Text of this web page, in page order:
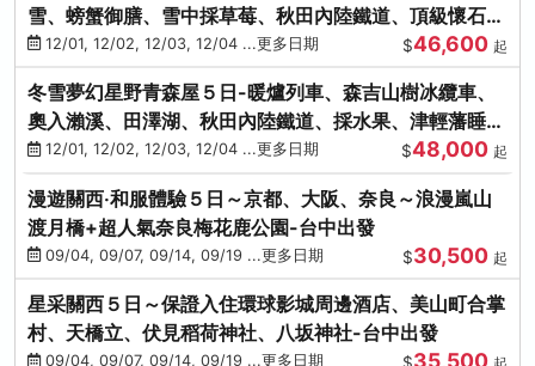
雪、螃蟹御膳、雪中採草莓、秋田內陸鐵道、頂級懷石料
理、松島遊船
12/01, 12/02, 12/03, 12/04 ...更多日期 $46,600 起
冬雪夢幻星野青森屋５日-暖爐列車、森吉山樹冰纜車、
奧入瀨溪、田澤湖、秋田內陸鐵道、採水果、津輕藩睡魔
村(不進免稅店)
12/01, 12/02, 12/03, 12/04 ...更多日期 $48,000 起
漫遊關西‧和服體驗５日～京都、大阪、奈良～浪漫嵐山
渡月橋+超人氣奈良梅花鹿公園-台中出發
09/04, 09/07, 09/14, 09/19 ...更多日期 $30,500 起
星采關西５日～保證入住環球影城周邊酒店、美山町合掌
村、天橋立、伏見稻荷神社、八坂神社-台中出發
09/04, 09/07, 09/14, 09/19 ...更多日期 35,500